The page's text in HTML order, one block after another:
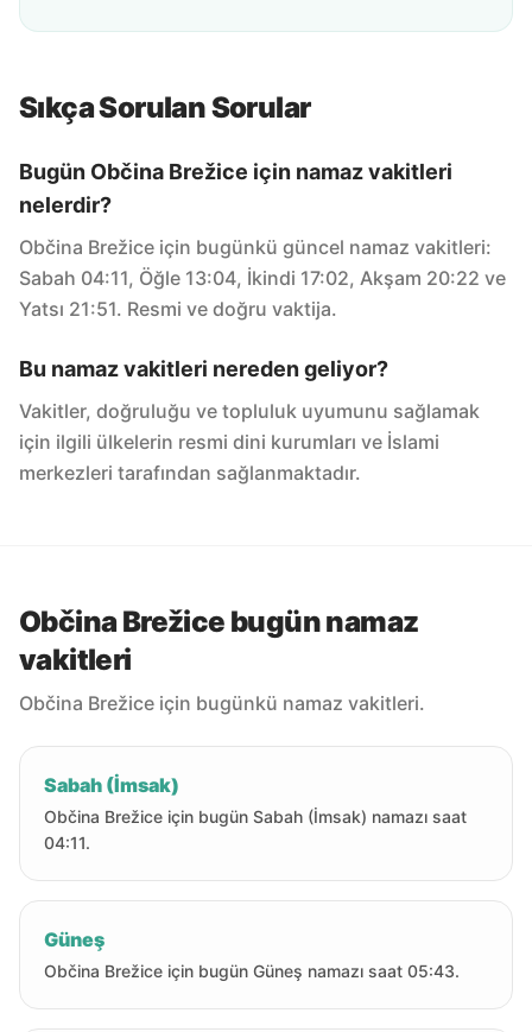
Sıkça Sorulan Sorular
Bugün Občina Brežice için namaz vakitleri
nelerdir?
Občina Brežice için bugünkü güncel namaz vakitleri:
Sabah 04:11, Öğle 13:04, İkindi 17:02, Akşam 20:22 ve
Yatsı 21:51. Resmi ve doğru vaktija.
Bu namaz vakitleri nereden geliyor?
Vakitler, doğruluğu ve topluluk uyumunu sağlamak
için ilgili ülkelerin resmi dini kurumları ve İslami
merkezleri tarafından sağlanmaktadır.
Občina Brežice bugün namaz
vakitleri
Občina Brežice için bugünkü namaz vakitleri.
Sabah (İmsak)
Občina Brežice için bugün Sabah (İmsak) namazı saat
04:11.
Güneş
Občina Brežice için bugün Güneş namazı saat 05:43.